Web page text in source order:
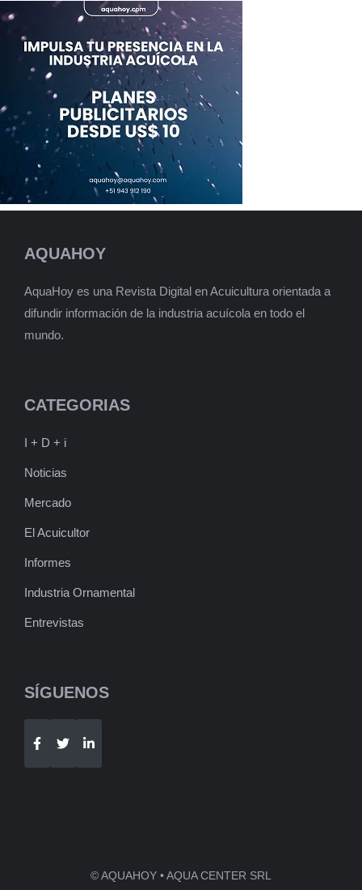
AQUAHOY
AquaHoy es una Revista Digital en Acuicultura orientada a
difundir información de la industria acuícola en todo el
mundo.
CATEGORIAS
I + D + i
Noticias
Mercado
El Acuicultor
Informes
Industria Ornamental
Entrevistas
SÍGUENOS
© AQUAHOY • AQUA CENTER SRL